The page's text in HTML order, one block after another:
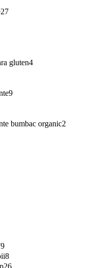
27
gluten4
9
bumbac organic2
8